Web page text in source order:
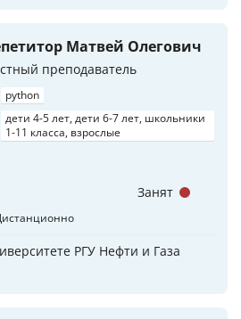
Матвей Олегович
преподаватель
python
дети 4-5 лет, дети 6-7 лет, школьники
1-11 класса, взрослые
РГУ Нефти и Газа
Занят